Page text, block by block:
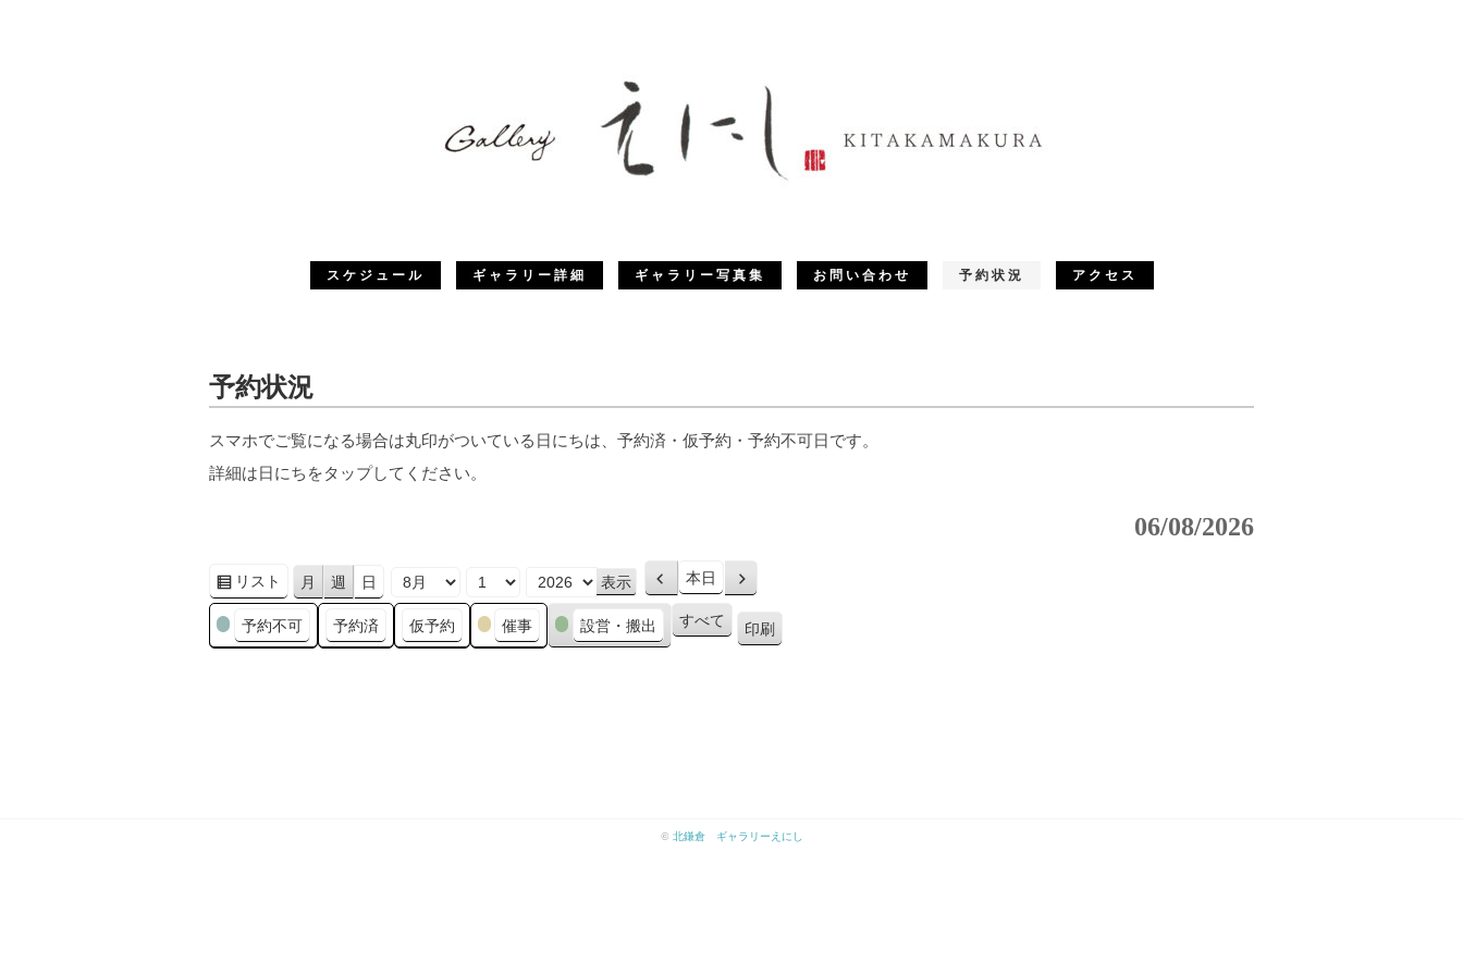
スケジュール ギャラリー詳細 ギャラリー写真集 お問い合わせ 予約状況 アクセス
予約状況
スマホでご覧になる場合は丸印がついている日にちは、予約済・仮予約・予約不可日です。
詳細は日にちをタップしてください。
06/08/2026
リスト
表月 週 日
前
へ
本日
次
カ
テ
予約不可 予約済 仮予約 催事 設営・搬出 すべて 印刷
© 北鎌倉 ギャラリーえにし